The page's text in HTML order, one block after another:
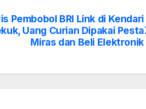
Pembobol BRI Link di Kendari
Uang Curian Dipakai Pesta
Miras dan Beli Elektronik